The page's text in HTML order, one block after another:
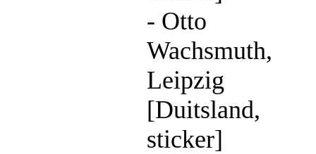
- Otto
Wachsmuth,
Leipzig
[Duitsland,
sticker]